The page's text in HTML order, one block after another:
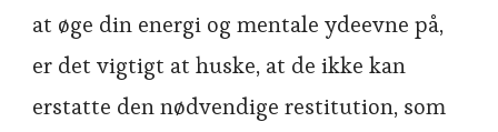
at øge din energi og mentale ydeevne på,
er det vigtigt at huske, at de ikke kan
erstatte den nødvendige restitution, som